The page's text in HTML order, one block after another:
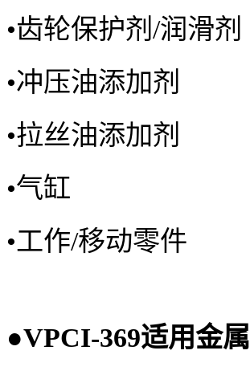
•齿轮保护剂/润滑剂
•冲压油添加剂
•拉丝油添加剂
•气缸
•工作/移动零件
●VPCI-369适用金属